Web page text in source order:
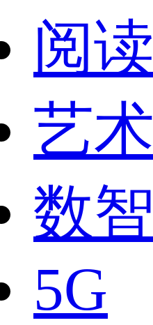
阅读
艺术
数智
5G